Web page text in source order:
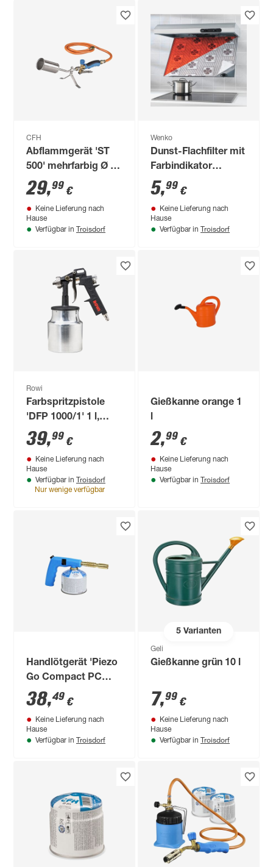
CFH
Abflammgerät 'ST
500' mehrfarbig Ø 50
mm, 1800 °C
29,99 €
Keine Lieferung nach
Hause
Verfügbar in Troisdorf
Wenko
Dunst-Flachfilter mit
Farbindikator
zuschneidbar 57 x
47 cm 2 Stück
5,99 €
Keine Lieferung nach
Hause
Verfügbar in Troisdorf
Rowi
Farbspritzpistole
'DFP 1000/1' 1 l,
130-250 l/min
39,99 €
Keine Lieferung nach
Hause
Verfügbar in Troisdorf
Nur wenige verfügbar
Gießkanne orange 1
l
2,99 €
Keine Lieferung nach
Hause
Verfügbar in Troisdorf
Handlötgerät 'Piezo
Go Compact PC
140' blau/gold 730
°C
38,49 €
Keine Lieferung nach
Hause
Verfügbar in Troisdorf
5Varianten
Geli
Gießkanne grün 10 l
7,99 €
Keine Lieferung nach
Hause
Verfügbar in Troisdorf